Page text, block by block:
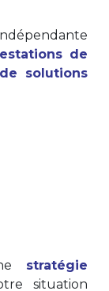
de
solutions
stratégie
situation